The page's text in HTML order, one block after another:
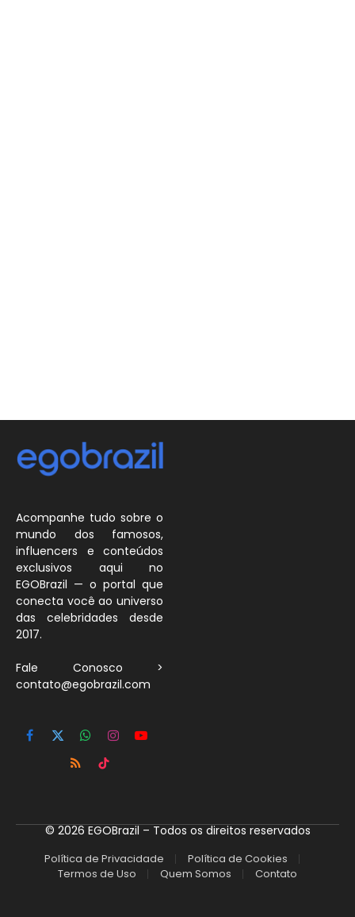
Acompanhe tudo sobre o
mundo dos famosos,
influencers e conteúdos
exclusivos aqui no
EGOBrazil — o portal que
conecta você ao universo
das celebridades desde
2017.
Fale Conosco >
contato@egobrazil.com
Facebook
X
(Twitter)
WhatsApp
InstagramYouTube
RSS
TikTok
© 2026 EGOBrazil – Todos os direitos reservados
Política de Privacidade
Política de Cookies
Termos de Uso
Quem Somos Contato